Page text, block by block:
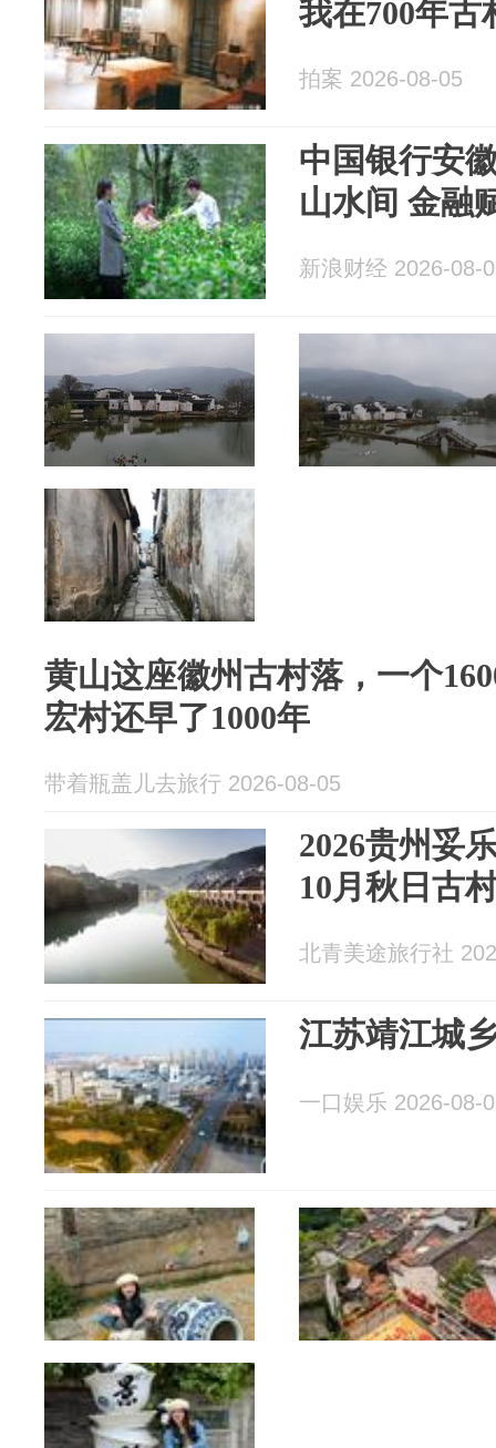
我在700年古
拍案 2026-08-05
中国银行安
山水间 金融
新浪财经 2026-08-
黄山这座徽州古村落，一个
宏村还早了1000年
带着瓶盖儿去旅行 2026-08-05
2026贵州妥
10月秋日古
北青美途旅行社
江苏靖江城
一口娱乐 2026-08-